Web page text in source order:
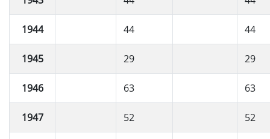
1944 44 44
1945 29 29
1946 63 63
1947 52 52